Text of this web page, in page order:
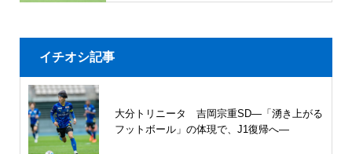
イチオシ記事
大分トリニータ 吉岡宗重SD―「湧き上がる
フットボール」の体現で、J1復帰へ―